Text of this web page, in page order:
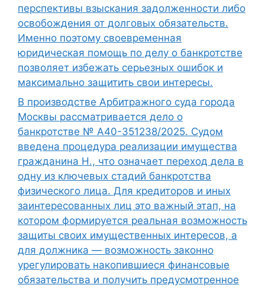
перспективы взыскания задолженности либо
освобождения от долговых обязательств.
Именно поэтому своевременная
юридическая помощь по делу о банкротстве
позволяет избежать серьезных ошибок и
максимально защитить свои интересы.
В производстве Арбитражного суда города
Москвы рассматривается дело о
банкротстве № А40-351238/2025. Судом
введена процедура реализации имущества
гражданина Н., что означает переход дела в
одну из ключевых стадий банкротства
физического лица. Для кредиторов и иных
заинтересованных лиц это важный этап, на
котором формируется реальная возможность
защиты своих имущественных интересов, а
для должника — возможность законно
урегулировать накопившиеся финансовые
обязательства и получить предусмотренное